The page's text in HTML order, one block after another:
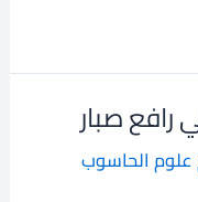
الحاسوب